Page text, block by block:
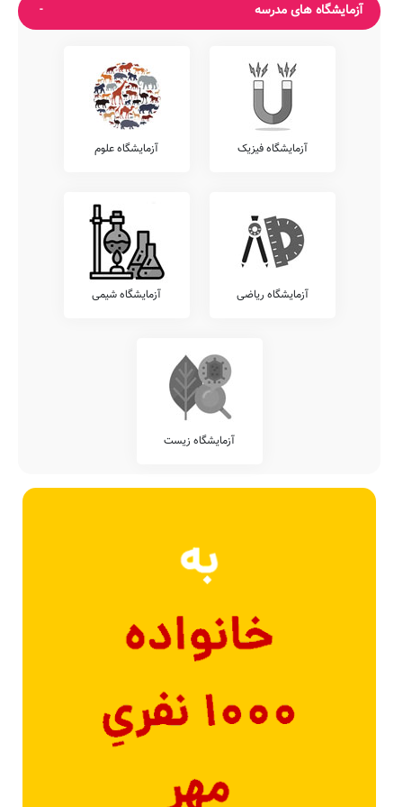
آزمایشگاه های مدرسه
آزمایشگاه فیزیک آزمایشگاه علوم
آزمایشگاه ریاضی آزمایشگاه شیمی
آزمایشگاه زیست